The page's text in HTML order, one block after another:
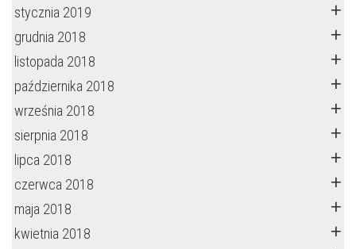
stycznia 2019
grudnia 2018
listopada 2018
października 2018
września 2018
sierpnia 2018
lipca 2018
czerwca 2018
maja 2018
kwietnia 2018